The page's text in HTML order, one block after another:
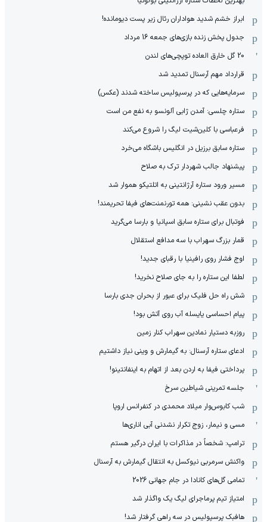
ابراز خشم شدید هواداران رئال زیر پست دیومانده!
جدول پخش زنده بازی‌های جمعه 16 مرداد
20 گل خارق العاده توپچی‌های لندن
قرارداد مهم آرسنال تمدید شد
سرمایه‌هایی که در پرسپولیس ساخته شدند (عکس)
ستاره چلسی: آمدن ژابی آلونسو به نفع من است
فرعباسی با کلین‌شیت لیگ را شروع می‌کند
ستاره سابق برزیل در انگلیس باشگاه می‌خرد
پیشنهاد جالب شهردار ترک به صلاح
مسیر ورود ستاره آرژانتینی به اتلتیکو هموار شد
بدون عقب نشینی: همه تورنمنت‌های فیفا تحریمند!
فوتبال برای ستاره سابق اسپانیا و بارسا می‌گرید
قمار بزرگ سهراب با سه مدافع استقلال
اوج فشار روی رافینیا با رقبای جدید!
لطفا این ستاره را به جای صلاح نخرید!
شش راه حل فلیک برای عبور از بحران جدی بارسا
پیام احساسی یایسله آب روی آتش بود!
روزبه دستیار نمادین سهراب کنار زمین
ادعای ستاره آرسنال: به گیمارش و وینی نیاز داشتیم
پرداختی فیفا به اردن بعد از اتهام به اینفانتینو!
جلسه تمرینی شیاطین سرخ
شب کابوس‌وار میلاد محمدی در کنفرانس اروپا
مسی و نیمار، زوج تکرار نشدنی آبی اناری‌ها
ترامپ: شخصاً در مذاکرات با ایران درگیر هستم
واکنش سرمربی نیوکسل به انتقال گیمارش به آرسنال
تمامی گل‌های کانادا در جام جهانی 2026
امتیاز تیم پرماجرای لیگ یک واگذار شد
هافبک پرسپولیس در سه راهی گرفتار شد!